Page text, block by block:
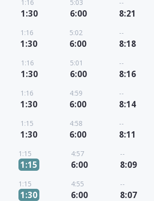
1:16
1:30
5:03
6:00
--
8:21
1:16
1:30
5:02
6:00
--
8:18
1:16
1:30
5:01
6:00
--
8:16
1:16
1:30
4:59
6:00
--
8:14
1:15
1:30
4:58
6:00
--
8:11
1:15
1:15
4:57
6:00
--
8:09
1:15
1:30
4:55
6:00
--
8:07